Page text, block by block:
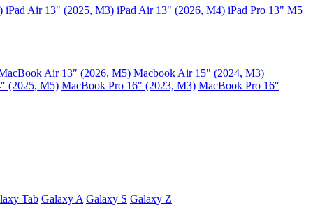
iPad Air 13" (2025, M3) iPad Air 13" (2026, M4) iPad Pro 13" M5
Air 13″ (2026, M5) Macbook Air 15" (2024, M3)
(2025, M5) MacBook Pro 16" (2023, M3) MacBook Pro 16″
Tab Galaxy A Galaxy S Galaxy Z